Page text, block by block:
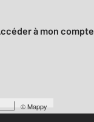
©Mappy
Accéder à mon compte